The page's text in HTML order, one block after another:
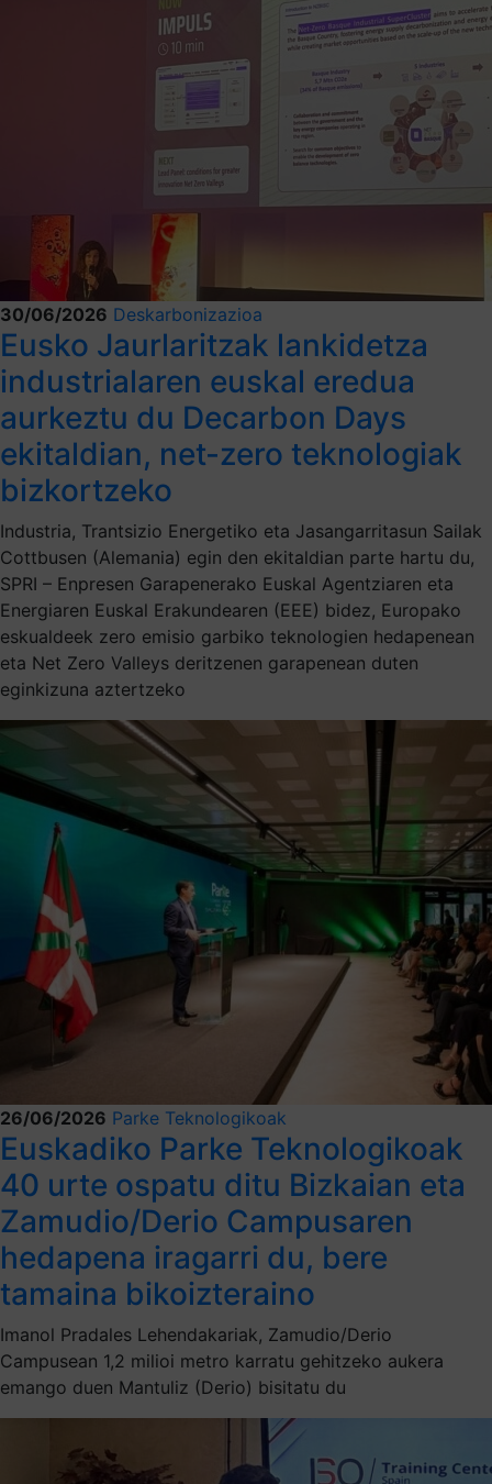
30/06/2026 Deskarbonizazioa
Eusko Jaurlaritzak lankidetza
industrialaren euskal eredua
aurkeztu du Decarbon Days
ekitaldian, net-zero teknologiak
bizkortzeko
Industria, Trantsizio Energetiko eta Jasangarritasun Sailak
Cottbusen (Alemania) egin den ekitaldian parte hartu du,
SPRI – Enpresen Garapenerako Euskal Agentziaren eta
Energiaren Euskal Erakundearen (EEE) bidez, Europako
eskualdeek zero emisio garbiko teknologien hedapenean
eta Net Zero Valleys deritzenen garapenean duten
eginkizuna aztertzeko
26/06/2026 Parke Teknologikoak
Euskadiko Parke Teknologikoak
40 urte ospatu ditu Bizkaian eta
Zamudio/Derio Campusaren
hedapena iragarri du, bere
tamaina bikoizteraino
Imanol Pradales Lehendakariak, Zamudio/Derio
Campusean 1,2 milioi metro karratu gehitzeko aukera
emango duen Mantuliz (Derio) bisitatu du